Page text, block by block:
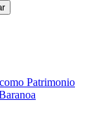
Patrimonio